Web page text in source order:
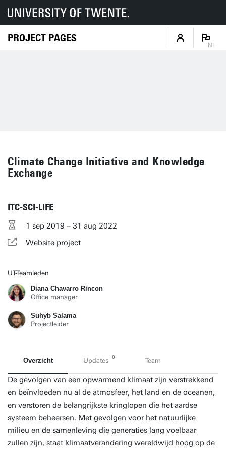
PROJECT PAGES
NL
Climate Change Initiative and Knowledge
Exchange
ITC-SCI-LIFE
1 sep 2019 – 31 aug 2022
Website project
UT-Teamleden
Diana Chavarro Rincon
Office manager
Suhyb Salama
Projectleider
Overzicht Updates 0 Team
De gevolgen van een opwarmend klimaat zijn verstrekkend
en beïnvloeden nu al de atmosfeer, het land en de oceanen,
en verstoren de belangrijkste kringlopen die het aardse
systeem beheersen. Met gevolgen voor het natuurlijke
milieu en de samenleving die generaties lang voelbaar
zullen zijn, staat klimaatverandering wereldwijd hoog op de